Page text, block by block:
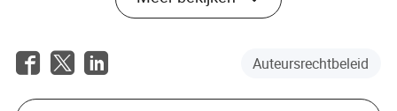
Zijn latere filmwerk wordt vaak genoemd door fans, maar
show die kiest voor een schokkende karakterdood in
Auteursrechtbeleid